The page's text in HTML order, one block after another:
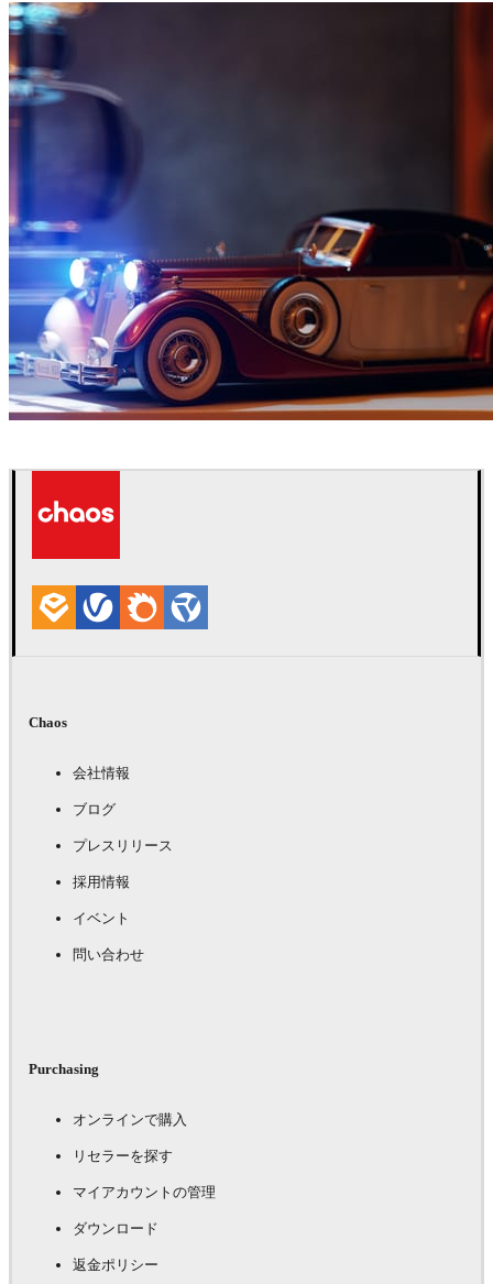
Ayat Sharifi
Chaos
会社情報
ブログ
プレスリリース
採用情報
イベント
問い合わせ
Purchasing
オンラインで購入
リセラーを探す
マイアカウントの管理
ダウンロード
返金ポリシー